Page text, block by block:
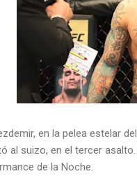
en la pelea estelar
al suizo, en el tercer
de la Noche.